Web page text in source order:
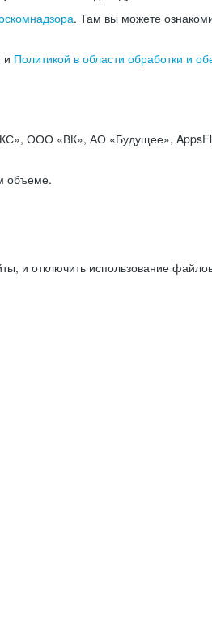
. Там вы можете
и Политикой в области обработки и
ООО «ВК», АО «Будущее»,
объеме.
и отключить использование